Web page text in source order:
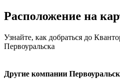
Расположение на
Узнайте, как добраться до
Первоуральска
Другие компании